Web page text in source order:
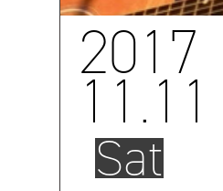
2017
11.11
Sat